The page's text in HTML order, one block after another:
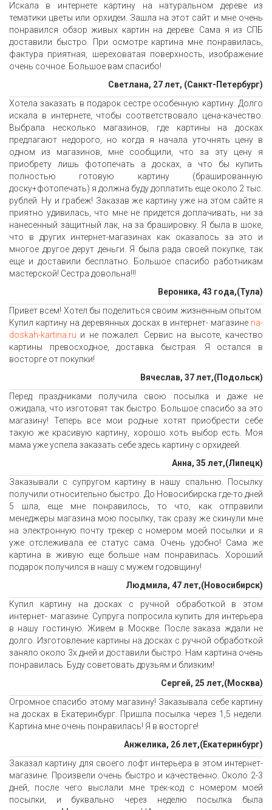
Искала в интернете картину на натуральном дереве из
тематики цветы или орхидеи. Зашла на этот сайт и мне очень
понравился обзор живых картин на дереве. Сама я из СПБ
доставили быстро. При осмотре картина мне понравилась,
фактура приятная, шереховатая поверхность, изображение
очень сочное. Большое вам спасибо!
Светлана, 27 лет, (Санкт-Петербург)
Хотела заказать в подарок сестре особенную картину. Долго
искала в интернете, чтобы соответствовало цена-качество.
Выбрала несколько магазинов, где картины на досках
предлагают недорого, но когда я начала уточнять цену в
одном из магазинов, мне сообщили, что за эту цену я
приобрету лишь фотопечать а досках, а что бы купить
полностью готовую картину (брашированную
доску+фотопечать) я должна буду доплатить еще около 2 тыс.
рублей. Ну и грабеж! Заказав же картину уже на этом сайте я
приятно удивилась, что мне не придется доплачивать, ни за
нанесенный защитный лак, на за брашировку. Я была в шоке,
что в других интернет-магазинах как оказалось за это и
многое другое дерут деньги. Я была рада своей покупке, так
еще и доставили бесплатно. Большое спасибо работникам
мастерской! Сестра довольна!!!
Вероника, 43 года,(Тула)
Привет всем! Хотел бы поделиться своим жизненным опытом.
Купил картину на деревянных досках в интернет- магазине na-
doskah-kartina.ru и не пожалел. Сервис на высоте, качество
картины превосходное, доставка быстрая. Я остался в
восторге от покупки!
Вячеслав, 37 лет,(Подольск)
Перед праздниками получила свою посылка и даже не
ожидала, что изготовят так быстро. Большое спасибо за это
магазину! Теперь все мои родные хотят приобрести себе
такую же красивую картину, хорошо хоть выбор есть. Моя
мама уже успела заказать себе здесь картину с орхидеей.
Анна, 35 лет,(Липецк)
Заказывали с супругом картину в нашу спальню. Посылку
получили относительно быстро. До Новосибирска где-то дней
5 шла, еще мне понравилось, то что, как отправили
менеджеры магазина мою посылку, так сразу же скинули мне
на электронную почту трекер с номером моей посылки и я
уже отслеживала ее статус сама. Очень удобно! Сама же
картина в живую еще больше нам понравилась. Хороший
подарок получился в нашу с мужем годовщину!
Людмила, 47 лет,(Новосибирск)
Купил картину на досках с ручной обработкой в этом
интернет- магазине. Супруга попросила купить для интерьера
в нашу гостиную. Живем в Москве. После заказа ждали не
долго. Изготовление картины на досках с ручной обработкой
заняло около 3х дней и доставили быстро. Нам картина очень
понравилась. Буду советовать друзьям и близким!
Сергей, 25 лет,(Москва)
Огромное спасибо этому магазину! Заказывала себе картину
на досках в Екатеринбург. Пришла посылка через 1,5 недели.
Картина мне очень понравилась! Я в восторге!
Анжелика, 26 лет,(Екатеринбург)
Заказал картину для своего лофт интерьера в этом интернет-
магазине. Произвели очень быстро и качественно. Около 2-3
дней, после чего выслали мне трек-код с номером моей
посылки, и буквально через неделю посылка была